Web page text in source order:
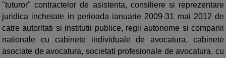
"tuturor" contractelor de asistenta, consiliere si reprezentare
juridica incheiate in perioada ianuarie 2009-31 mai 2012 de
catre autoritati si institutii publice, regii autonome si companii
nationale cu cabinete individuale de avocatura, cabinete
asociate de avocatura, societati profesionale de avocatura, cu